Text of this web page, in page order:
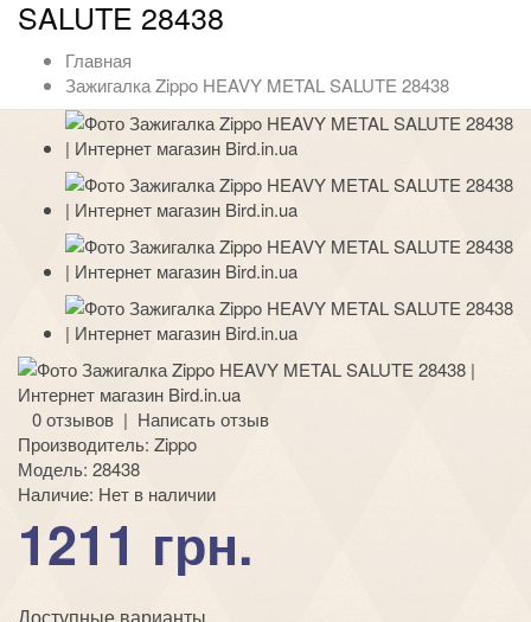
SALUTE 28438
Главная
Зажигалка Zippo HEAVY METAL SALUTE 28438
0 отзывов | Написать отзыв
Производитель: Zippo
Модель: 28438
Наличие: Нет в наличии
1211 грн.